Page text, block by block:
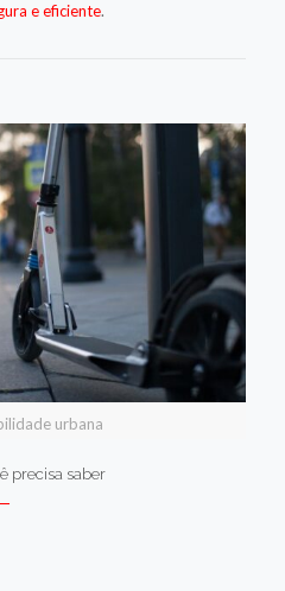
e eficiente.
urbana
precisa saber